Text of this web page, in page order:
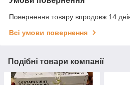
Повернення товару впродовж 14
Всі умови повернення
Подібні товари компанії